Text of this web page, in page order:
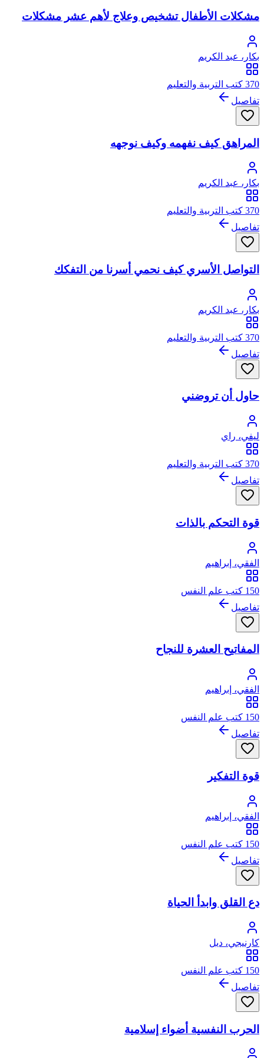
مشكلات الأطفال تشخيص وعلاج لأهم عشر مشكلات
بكار، عبد الكريم
370 كتب التربية والتعليم
تفاصيل
المراهق كيف نفهمه وكيف نوجهه
بكار، عبد الكريم
370 كتب التربية والتعليم
تفاصيل
التواصل الأسري كيف نحمي أسرنا من التفكك
بكار، عبد الكريم
370 كتب التربية والتعليم
تفاصيل
حاول أن تروضني
ليفي، راي
370 كتب التربية والتعليم
تفاصيل
قوة التحكم بالذات
الفقي، إبراهيم
150 كتب علم النفس
تفاصيل
المفاتيح العشرة للنجاح
الفقي، إبراهيم
150 كتب علم النفس
تفاصيل
قوة التفكير
الفقي، إبراهيم
150 كتب علم النفس
تفاصيل
دع القلق وابدأ الحياة
كارنيجي، ديل
150 كتب علم النفس
تفاصيل
الحرب النفسية أضواء إسلامية